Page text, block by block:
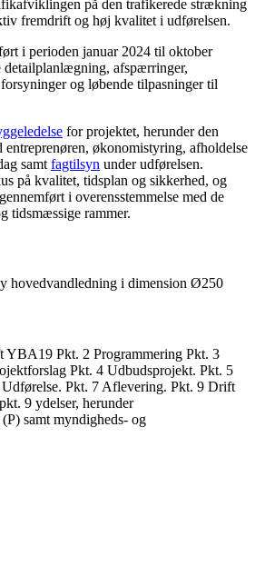
på den trafikerede strækning
fremdrift og høj kvalitet i udførelsen.
i perioden januar 2024 til oktober
detailplanlægning, afspærringer,
og løbende tilpasninger til
for projektet, herunder den
økonomistyring, afholdelse
samt fagtilsyn under udførelsen.
på kvalitet, tidsplan og sikkerhed, og
i overensstemmelse med de
tidsmæssige rammer.
hovedvandledning i dimension Ø250
Pkt. 2 Programmering Pkt. 3
Pkt. 4 Udbudsprojekt. Pkt. 5
Pkt. 7 Aflevering. Pkt. 9 Drift
9 ydelser, herunder
samt myndigheds- og